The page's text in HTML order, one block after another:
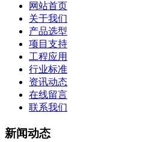
网站首页
关于我们
产品选型
项目支持
工程应用
行业标准
资讯动态
在线留言
联系我们
新闻动态